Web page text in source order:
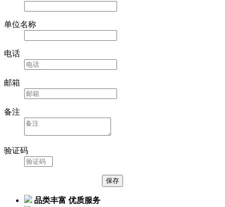
单位名称
电话
邮箱
备注
验证码
品类丰富 优质服务